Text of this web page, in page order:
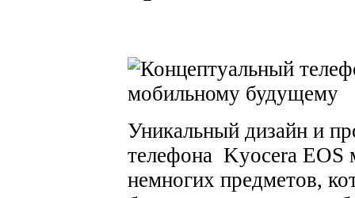
Уникальный дизайн и
телефона Kyocera EOS
немногих предметов,